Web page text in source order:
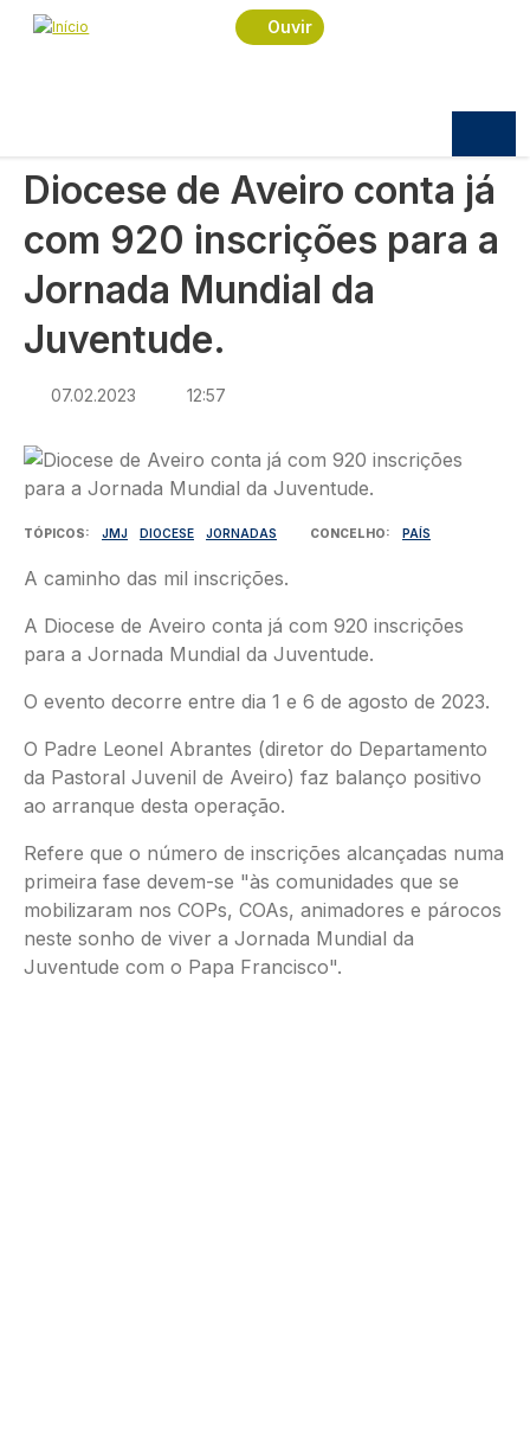
Passar para o conteúdo principal
Ouvir
Navegação estrutural
Início
Sociedade
Diocese de Aveiro conta já com 920 inscrições
Diocese de Aveiro conta já
com 920 inscrições para a
Jornada Mundial da
Juventude.
07.02.2023 12:57
Imagem
TÓPICOS JMJ DIOCESE JORNADAS CONCELHO PAÍS
A caminho das mil inscrições.
A Diocese de Aveiro conta já com 920 inscrições
para a Jornada Mundial da Juventude.
O evento decorre entre dia 1 e 6 de agosto de 2023.
O Padre Leonel Abrantes (diretor do Departamento
da Pastoral Juvenil de Aveiro) faz balanço positivo
ao arranque desta operação.
Refere que o número de inscrições alcançadas numa
primeira fase devem-se "às comunidades que se
mobilizaram nos COPs, COAs, animadores e párocos
neste sonho de viver a Jornada Mundial da
Juventude com o Papa Francisco".